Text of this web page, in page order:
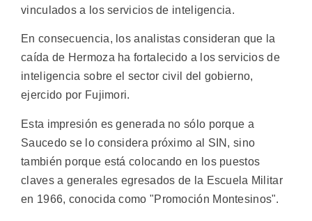
vinculados a los servicios de inteligencia.
En consecuencia, los analistas consideran que la
caída de Hermoza ha fortalecido a los servicios de
inteligencia sobre el sector civil del gobierno,
ejercido por Fujimori.
Esta impresión es generada no sólo porque a
Saucedo se lo considera próximo al SIN, sino
también porque está colocando en los puestos
claves a generales egresados de la Escuela Militar
en 1966, conocida como "Promoción Montesinos".